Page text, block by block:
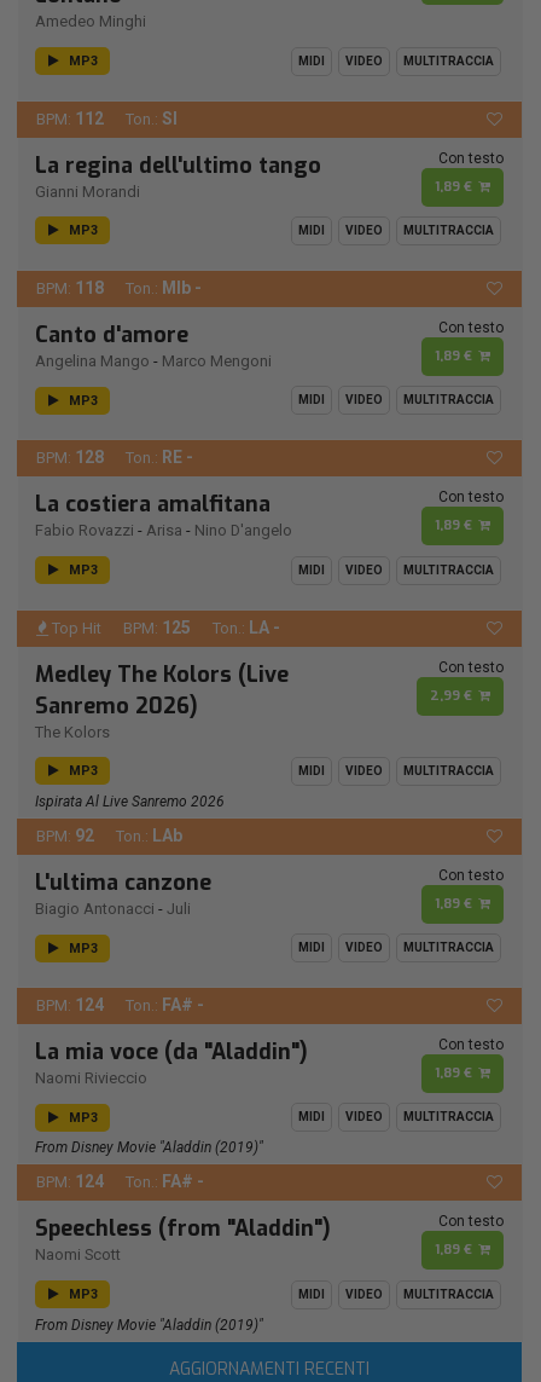
Amedeo Minghi
MP3 MIDI VIDEO MULTITRACCIA
BPM: 112 Ton.: SI
La regina dell'ultimo tango
Gianni Morandi
Con testo
1,89 €
MP3 MIDI VIDEO MULTITRACCIA
BPM: 118 Ton.: MIb -
Canto d'amore
Angelina Mango - Marco Mengoni
Con testo
1,89 €
MP3 MIDI VIDEO MULTITRACCIA
BPM: 128 Ton.: RE -
La costiera amalfitana
Fabio Rovazzi - Arisa - Nino D'angelo
Con testo
1,89 €
MP3 MIDI VIDEO MULTITRACCIA
Top Hit BPM: 125 Ton.: LA -
Medley The Kolors (Live
Sanremo 2026)
The Kolors
Con testo
2,99 €
MP3 MIDI VIDEO MULTITRACCIA
Ispirata Al Live Sanremo 2026
BPM: 92 Ton.: LAb
L'ultima canzone
Biagio Antonacci - Juli
Con testo
1,89 €
MP3 MIDI VIDEO MULTITRACCIA
BPM: 124 Ton.: FA# -
La mia voce (da "Aladdin")
Naomi Rivieccio
Con testo
1,89 €
MP3 MIDI VIDEO MULTITRACCIA
From Disney Movie "Aladdin (2019)"
BPM: 124 Ton.: FA# -
Speechless (from "Aladdin")
Naomi Scott
Con testo
1,89 €
MP3 MIDI VIDEO MULTITRACCIA
From Disney Movie "Aladdin (2019)"
AGGIORNAMENTI RECENTI